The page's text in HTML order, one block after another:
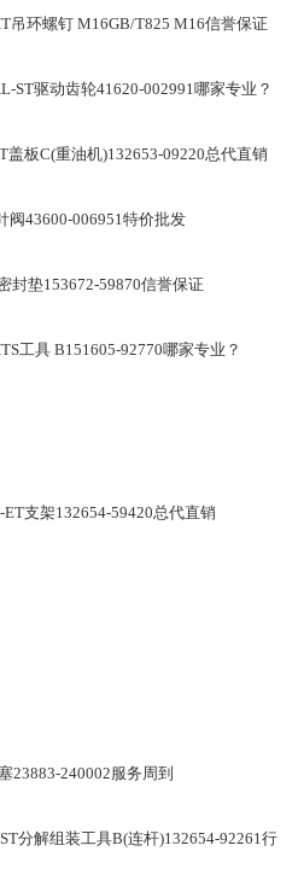
吊环螺钉 M16GB/T825 M16信誉保证
ST驱动齿轮41620-002991哪家专业？
板C(重油机)132653-09220总代直销
阀43600-006951特价批发
封垫153672-59870信誉保证
工具 B151605-92770哪家专业？
支架132654-59420总代直销
23883-240002服务周到
分解组装工具B(连杆)132654-92261行